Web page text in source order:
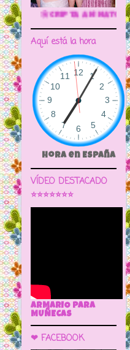
CAVE DOLL
Aquí está la hora
Hora en España
VÍDEO DESTACADO
⭐⭐⭐⭐⭐⭐⭐
ARMARIO PARA
MUÑECAS
❤ FACEBOOK